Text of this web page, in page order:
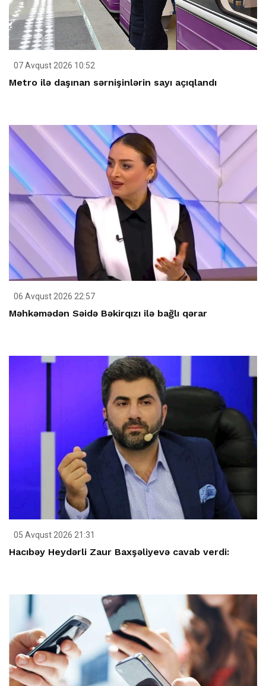
07 Avqust 2026 10:52
Metro ilə daşınan sərnişinlərin sayı açıqlandı
06 Avqust 2026 22:57
Məhkəmədən Səidə Bəkirqızı ilə bağlı qərar
05 Avqust 2026 21:31
Hacıbəy Heydərli Zaur Baxşəliyevə cavab verdi: